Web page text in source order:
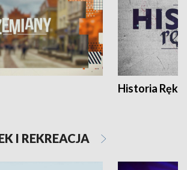
Historia Ręką
I REKREACJA